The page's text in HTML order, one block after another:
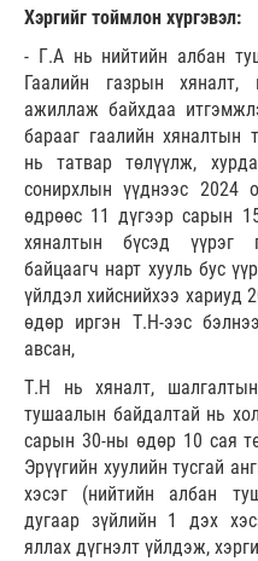
Хэргийг тоймлон хүргэвэл:
- Г.А нь нийтийн албан
Гаалийн газрын
ажиллаж байхдаа
барааг гаалийн хяналтын
нь татвар төлүүлж,
сонирхлын үүднээс 2024
өдрөөс 11 дүгээр сарын
хяналтын бүсэд үүрэг
байцаагч нарт хууль бус
үйлдэл хийснийхээ хариуд
өдөр иргэн Т.Н-ээс
авсан,
Т.Н нь хяналт,
тушаалын байдалтай нь
сарын 30-ны өдөр 10 сая
Эрүүгийн хуулийн тусгай
хэсэг (нийтийн албан
дугаар зүйлийн 1 дэх
яллах дүгнэлт үйлдэж,